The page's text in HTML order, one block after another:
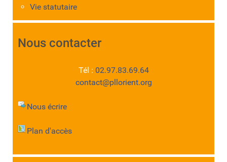
Vie statutaire
Nous contacter
Tél : 02.97.83.69.64
contact@pllorient.org
Nous écrire
Plan d'accès